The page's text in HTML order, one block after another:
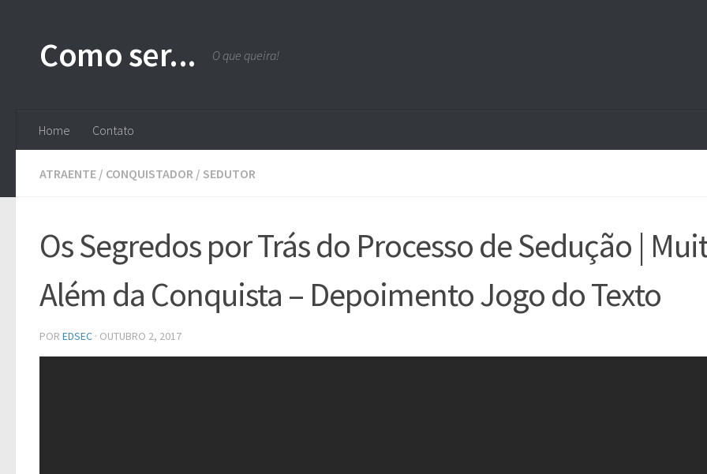
Como ser... O que queira!
Home Contato
ATRAENTE / CONQUISTADOR / SEDUTOR
Os Segredos por Trás do Processo de Sedução |
Além da Conquista – Depoimento Jogo do Texto
POR EDSEC · OUTUBRO 2, 2017